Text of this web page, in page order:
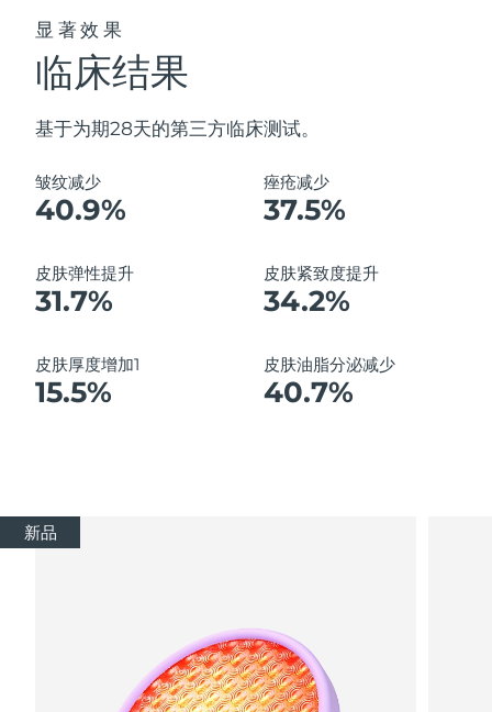
显著效果
临床结果
基于为期28天的第三方临床测试。
皱纹减少
40.9%
痤疮减少
37.5%
皮肤弹性提升
31.7%
皮肤紧致度提升
34.2%
皮肤厚度增加1
15.5%
皮肤油脂分泌减少
40.7%
新品